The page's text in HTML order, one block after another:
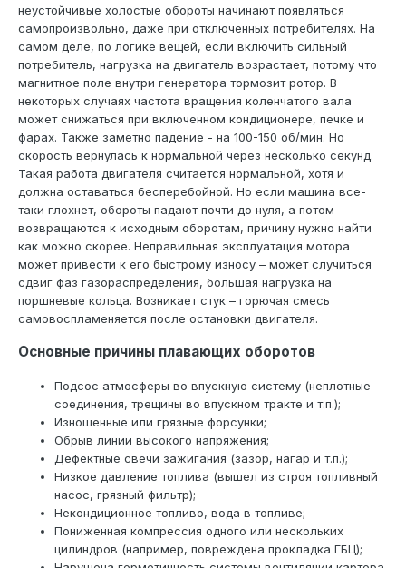
неустойчивые холостые обороты начинают появляться
самопроизвольно, даже при отключенных потребителях. На
самом деле, по логике вещей, если включить сильный
потребитель, нагрузка на двигатель возрастает, потому что
магнитное поле внутри генератора тормозит ротор. В
некоторых случаях частота вращения коленчатого вала
может снижаться при включенном кондиционере, печке и
фарах. Также заметно падение - на 100-150 об/мин. Но
скорость вернулась к нормальной через несколько секунд.
Такая работа двигателя считается нормальной, хотя и
должна оставаться бесперебойной. Но если машина все-
таки глохнет, обороты падают почти до нуля, а потом
возвращаются к исходным оборотам, причину нужно найти
как можно скорее. Неправильная эксплуатация мотора
может привести к его быстрому износу – может случиться
сдвиг фаз газораспределения, большая нагрузка на
поршневые кольца. Возникает стук – горючая смесь
самовоспламеняется после остановки двигателя.
Основные причины плавающих оборотов
Подсос атмосферы во впускную систему (неплотные
соединения, трещины во впускном тракте и т.п.);
Изношенные или грязные форсунки;
Обрыв линии высокого напряжения;
Дефектные свечи зажигания (зазор, нагар и т.п.);
Низкое давление топлива (вышел из строя топливный
насос, грязный фильтр);
Некондиционное топливо, вода в топливе;
Пониженная компрессия одного или нескольких
цилиндров (например, повреждена прокладка ГБЦ);